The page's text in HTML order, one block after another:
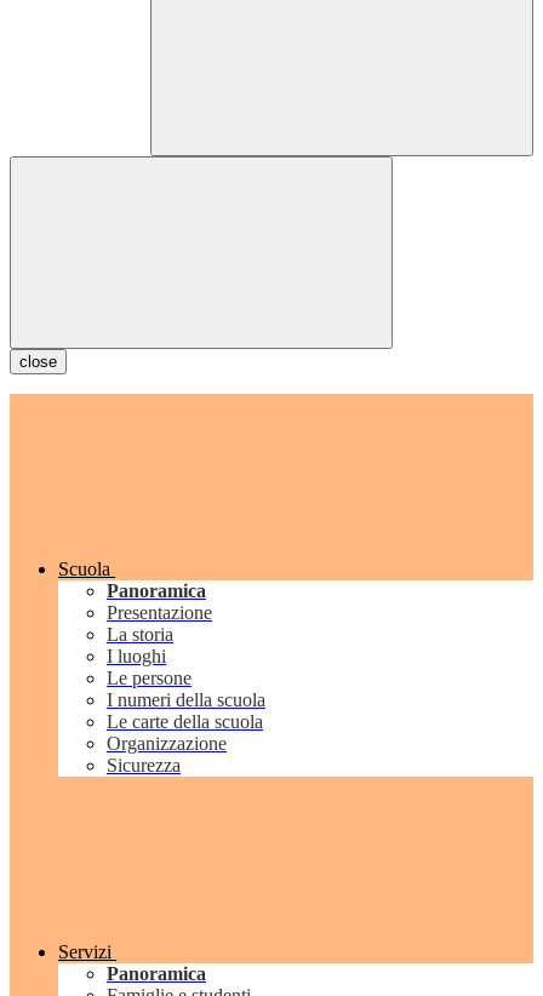
close
Scuola
Panoramica
Presentazione
La storia
I luoghi
Le persone
I numeri della scuola
Le carte della scuola
Organizzazione
Sicurezza
Servizi
Panoramica